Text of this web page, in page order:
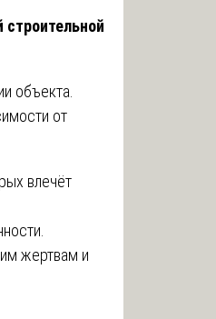
объекта.
от
влечёт
жертвам и